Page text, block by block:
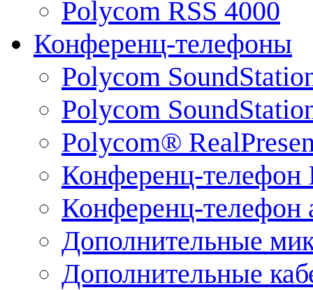
Polycom RSS 4000
Конференц-телефоны
Polycom
Polycom
Polycom®
Конференц-телефон
Конференц-телефон
Дополнительные
Дополнительные